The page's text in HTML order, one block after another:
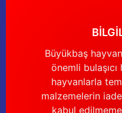
Büyükbaş
önemli
hayvanlarla
malzemelerin
kabul